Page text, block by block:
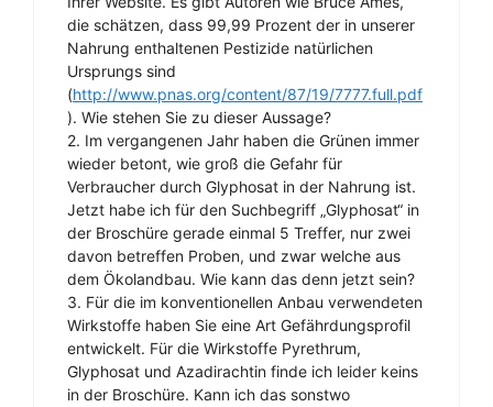
die schätzen, dass 99,99 Prozent der in unserer
Nahrung enthaltenen Pestizide natürlichen
Ursprungs sind
(http://www.pnas.org/content/87/19/7777.full.pdf
). Wie stehen Sie zu dieser Aussage?
2. Im vergangenen Jahr haben die Grünen immer
wieder betont, wie groß die Gefahr für
Verbraucher durch Glyphosat in der Nahrung ist.
Jetzt habe ich für den Suchbegriff „Glyphosat“ in
der Broschüre gerade einmal 5 Treffer, nur zwei
davon betreffen Proben, und zwar welche aus
dem Ökolandbau. Wie kann das denn jetzt sein?
3. Für die im konventionellen Anbau verwendeten
Wirkstoffe haben Sie eine Art Gefährdungsprofil
entwickelt. Für die Wirkstoffe Pyrethrum,
Glyphosat und Azadirachtin finde ich leider keins
in der Broschüre. Kann ich das sonstwo